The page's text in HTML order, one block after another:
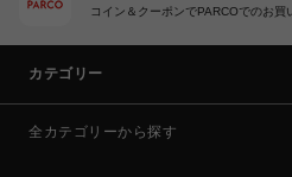
コイン＆クーポンでPARCOでのお買
カテゴリー
全カテゴリーから探す